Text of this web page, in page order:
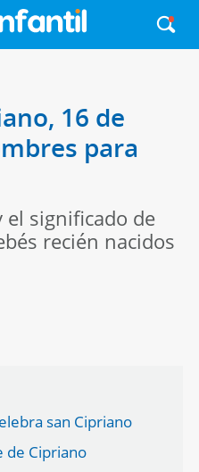
16 de
para
el significado de
recién nacidos
san Cipriano
de Cipriano